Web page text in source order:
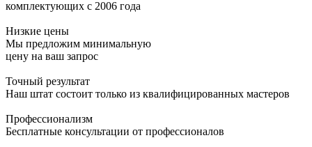
комплектующих с 2006 года
Низкие цены
Мы предложим минимальную
цену на ваш запрос
Точный результат
Наш штат состоит только из квалифицированных мастеров
Профессионализм
Бесплатные консультации от профессионалов